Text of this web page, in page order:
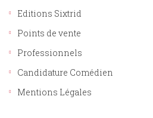
Editions Sixtrid
Points de vente
Professionnels
Candidature Comédien
Mentions Légales